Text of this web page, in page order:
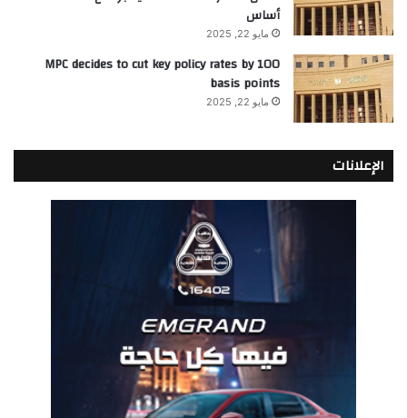
أساس
مايو 22, 2025
MPC decides to cut key policy rates by 100
basis points
مايو 22, 2025
الإعلانات